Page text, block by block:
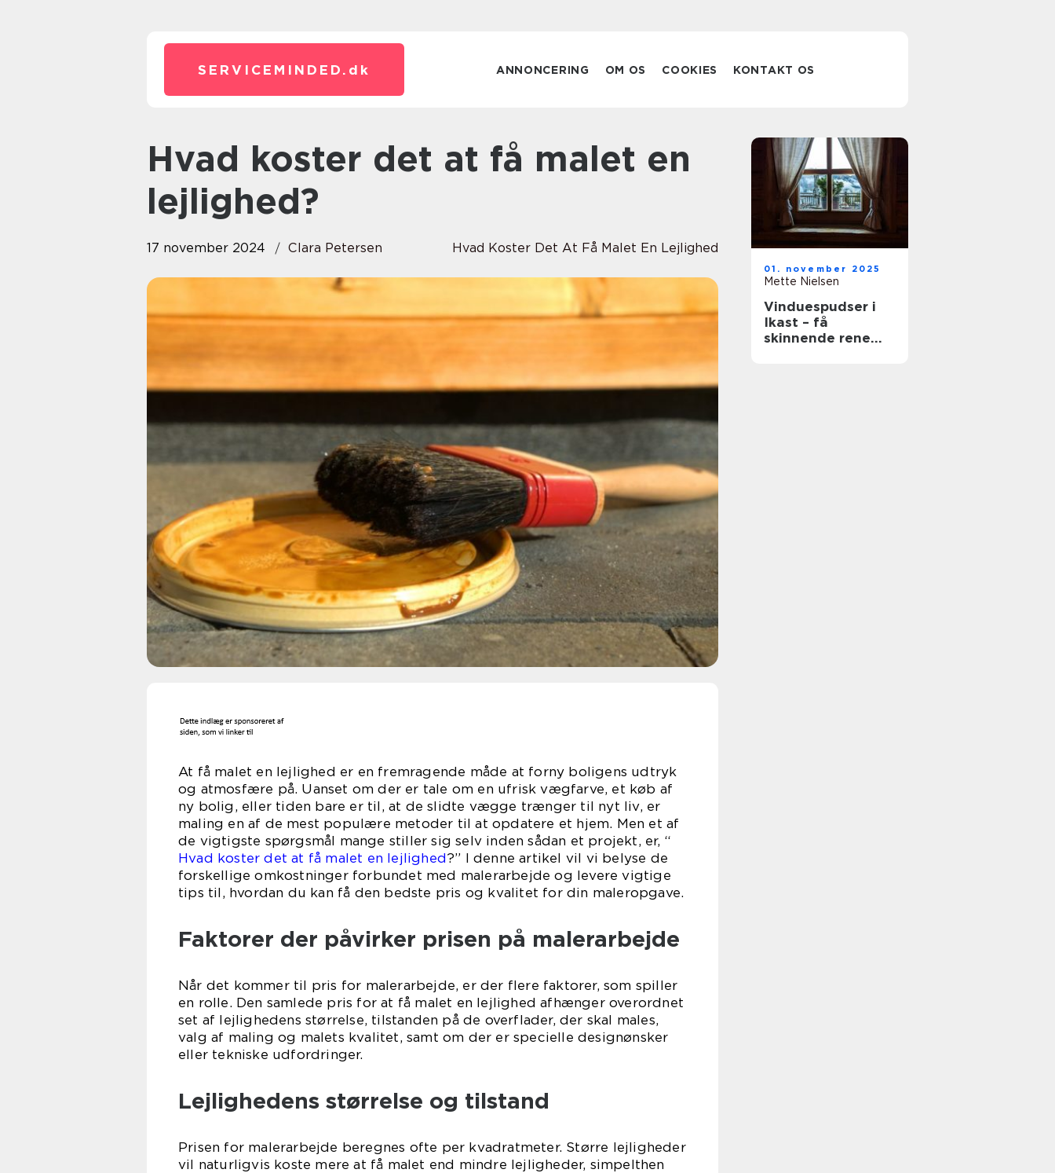
SERVICEMINDED. dk ANNONCERING OM OS COOKIES KONTAKT OS
Hvad koster det at få malet en
lejlighed?
17 november 2024 Clara Petersen Hvad Koster Det At Få Malet En Lejlighed
At få malet en lejlighed er en fremragende måde at forny boligens udtryk
og atmosfære på. Uanset om der er tale om en ufrisk vægfarve, et køb af
ny bolig, eller tiden bare er til, at de slidte vægge trænger til nyt liv, er
maling en af de mest populære metoder til at opdatere et hjem. Men et af
de vigtigste spørgsmål mange stiller sig selv inden sådan et projekt, er, “
Hvad koster det at få malet en lejlighed?” I denne artikel vil vi belyse de
forskellige omkostninger forbundet med malerarbejde og levere vigtige
tips til, hvordan du kan få den bedste pris og kvalitet for din maleropgave.
Faktorer der påvirker prisen på malerarbejde
Når det kommer til pris for malerarbejde, er der flere faktorer, som spiller
en rolle. Den samlede pris for at få malet en lejlighed afhænger overordnet
set af lejlighedens størrelse, tilstanden på de overflader, der skal males,
valg af maling og malets kvalitet, samt om der er specielle designønsker
eller tekniske udfordringer.
Lejlighedens størrelse og tilstand
Prisen for malerarbejde beregnes ofte per kvadratmeter. Større lejligheder
vil naturligvis koste mere at få malet end mindre lejligheder, simpelthen
01. november 2025
Mette Nielsen
Vinduespudser i
Ikast – få
skinnende rene